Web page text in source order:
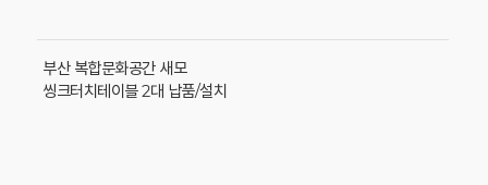
부산 복합문화공간 새모
씽크터치테이블 2대 납품/설치